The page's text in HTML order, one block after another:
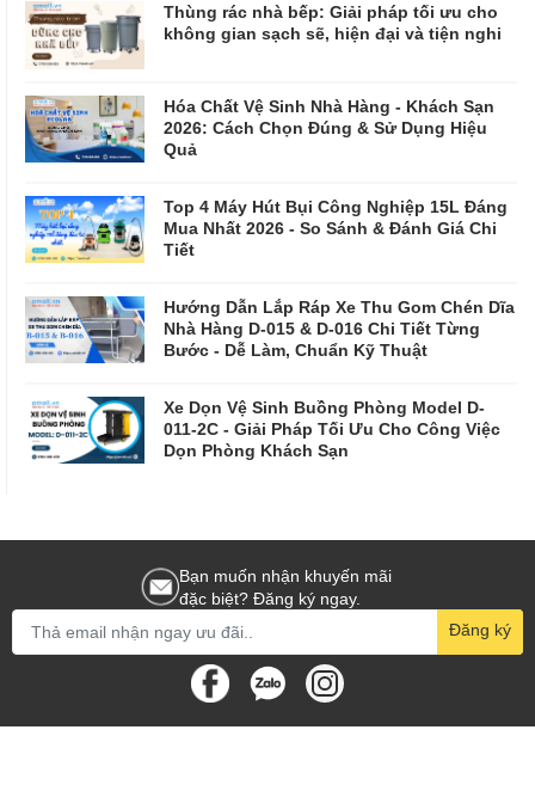
Thùng rác nhà bếp: Giải pháp tối ưu cho
không gian sạch sẽ, hiện đại và tiện nghi
Hóa Chất Vệ Sinh Nhà Hàng - Khách Sạn
2026: Cách Chọn Đúng & Sử Dụng Hiệu
Quả
Top 4 Máy Hút Bụi Công Nghiệp 15L Đáng
Mua Nhất 2026 - So Sánh & Đánh Giá Chi
Tiết
Hướng Dẫn Lắp Ráp Xe Thu Gom Chén Dĩa
Nhà Hàng D-015 & D-016 Chi Tiết Từng
Bước - Dễ Làm, Chuẩn Kỹ Thuật
Xe Dọn Vệ Sinh Buồng Phòng Model D-
011-2C - Giải Pháp Tối Ưu Cho Công Việc
Dọn Phòng Khách Sạn
Bạn muốn nhận khuyến mãi
đặc biệt? Đăng ký ngay.
Đăng ký